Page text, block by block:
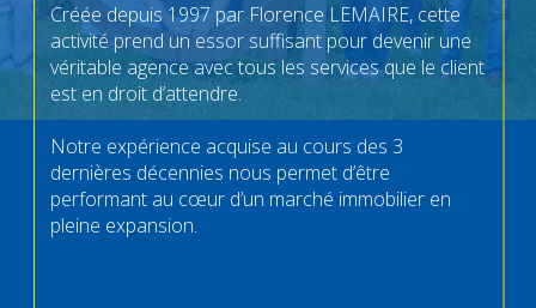
Créée depuis 1997 par Florence LEMAIRE, cette
activité prend un essor suffisant pour devenir une
véritable agence avec tous les services que le client
est en droit d’attendre.
Notre expérience acquise au cours des 3
dernières décennies nous permet d’être
performant au cœur d’un marché immobilier en
pleine expansion.